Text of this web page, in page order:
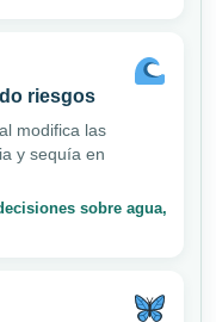
riesgos
modifica las
y sequía en
sobre agua,